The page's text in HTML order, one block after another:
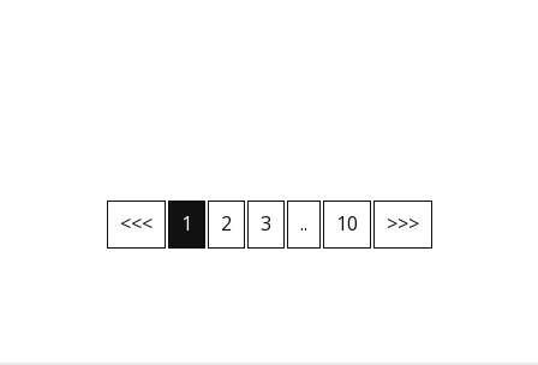
<<< 1 2 3 .. 10 >>>